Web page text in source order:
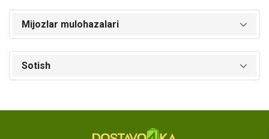
Mijozlar mulohazalari
Sotish